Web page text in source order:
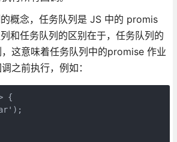
概念，任务队列是 JS 中的 promis
和任务队列的区别在于，任务队列的
这意味着任务队列中的promise 作业
之前执行，例如：
{